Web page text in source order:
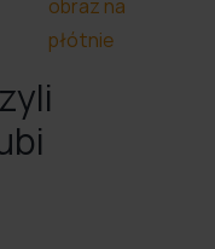
obraz na
płótnie